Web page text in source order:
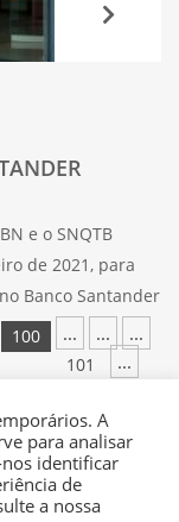
e o SNQTB
de 2021, para
Banco Santander
... ...
100
101
...
...
A
para analisar
identificar
de
a nossa